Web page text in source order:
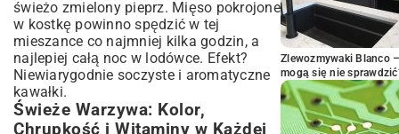
świeżo zmielony pieprz. Mięso pokrojone
w kostkę powinno spędzić w tej
mieszance co najmniej kilka godzin, a
najlepiej całą noc w lodówce. Efekt?
Niewiarygodnie soczyste i aromatyczne
kawałki.
Świeże Warzywa: Kolor,
Chrupkość i Witaminy w Każdej
Zlewozmywaki Blanco
mogą się nie